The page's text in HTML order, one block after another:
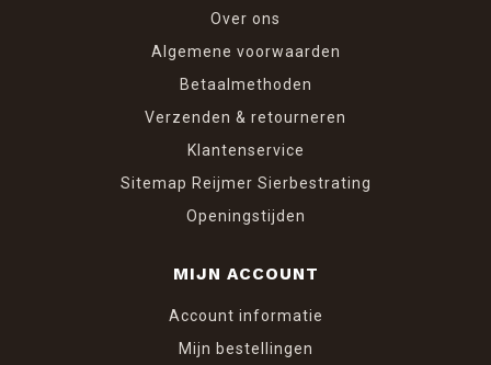
Over ons
Algemene voorwaarden
Betaalmethoden
Verzenden & retourneren
Klantenservice
Sitemap Reijmer Sierbestrating
Openingstijden
MIJN ACCOUNT
Account informatie
Mijn bestellingen